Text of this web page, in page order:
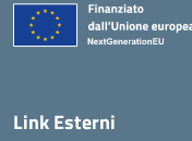
Link Esterni